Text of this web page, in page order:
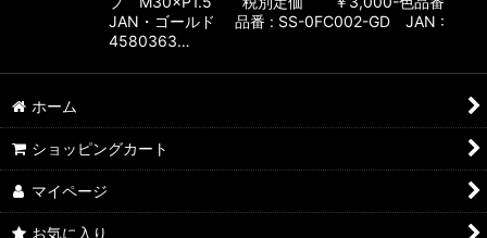
JAN・ゴールド 品番 : SS-0FC002-GD JAN :
4580363…
ホーム
ショッピングカート
マイページ
お気に入り